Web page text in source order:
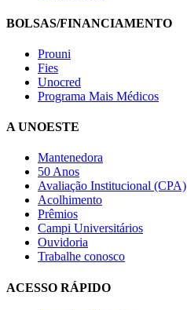
BOLSAS/FINANCIAMENTO
Prouni
Fies
Unocred
Programa Mais Médicos
A UNOESTE
Mantenedora
50 Anos
Avaliação Institucional (CPA)
Acolhimento
Prêmios
Campi Universitários
Ouvidoria
Trabalhe conosco
ACESSO RÁPIDO